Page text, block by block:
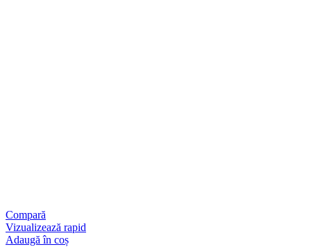
Compară
Vizualizează rapid
Adaugă în coș